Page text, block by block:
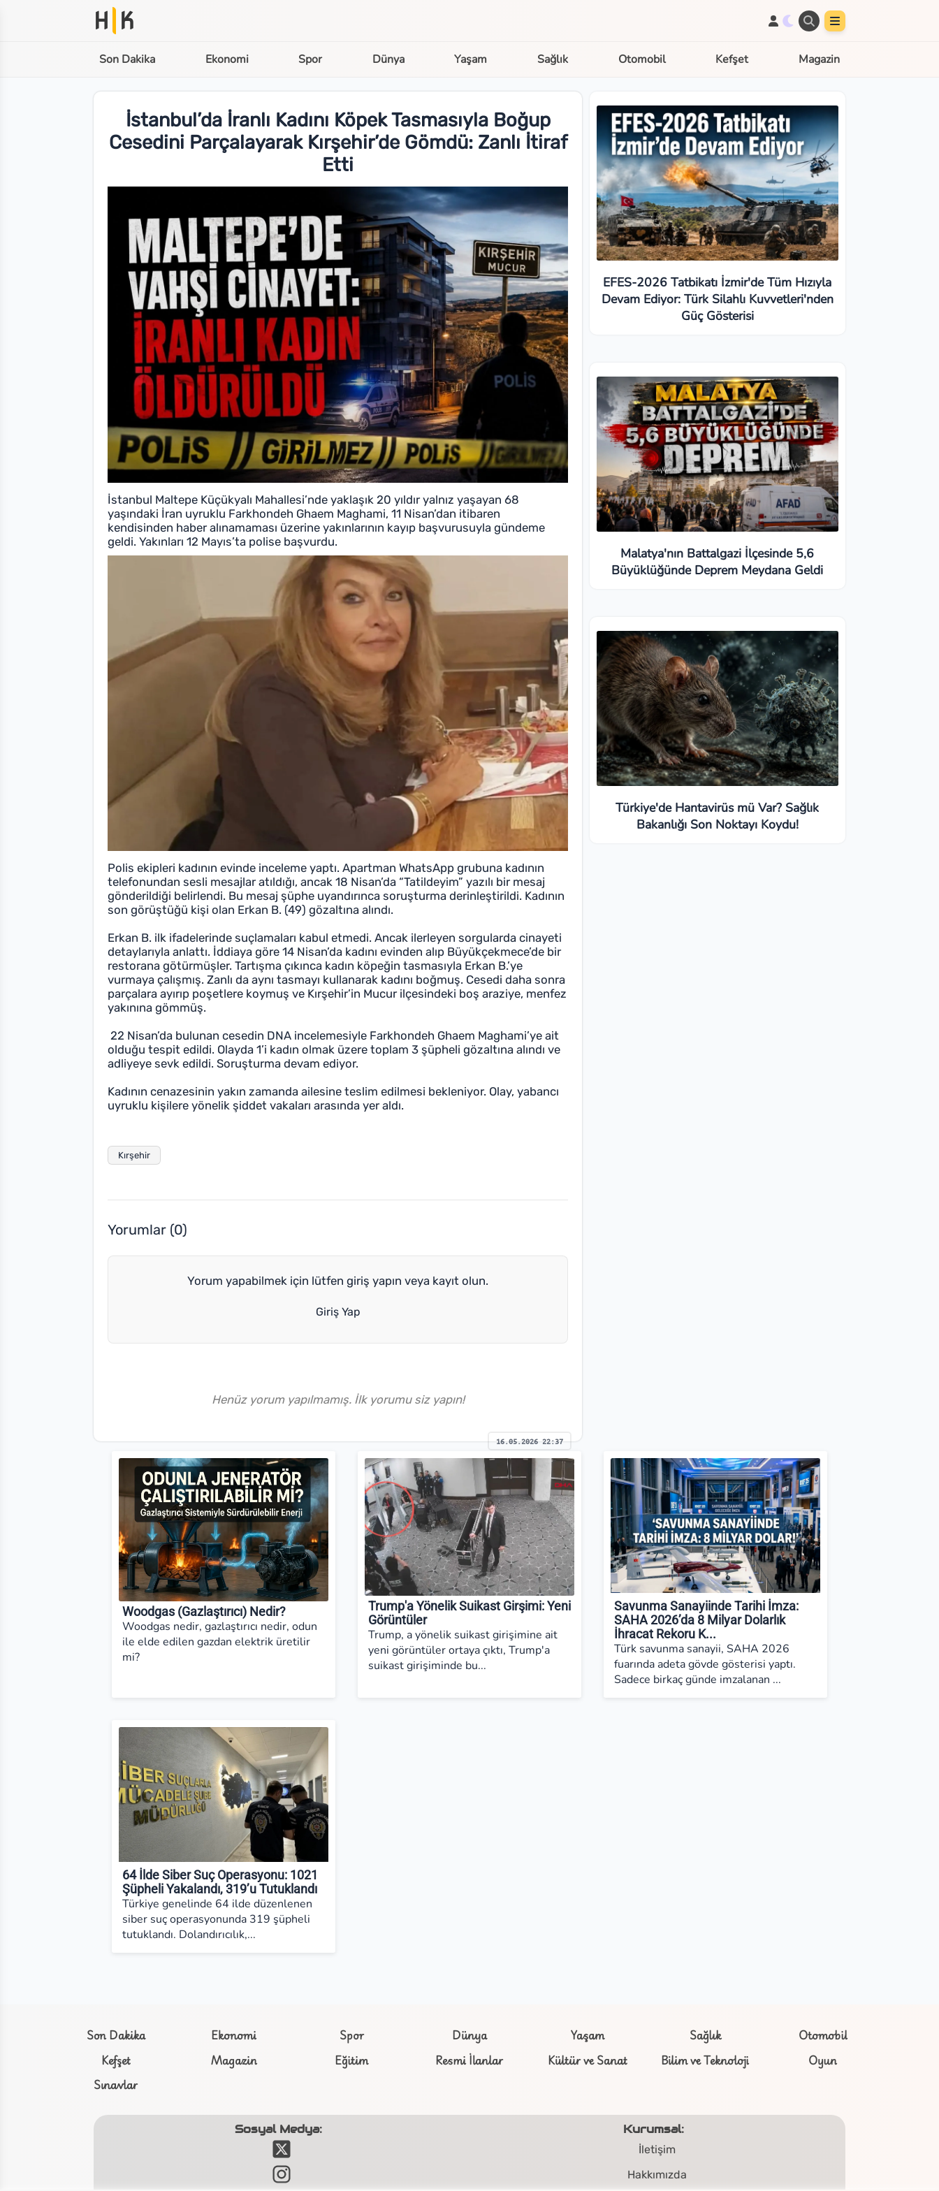
H K
Son Dakika Ekonomi Spor Dünya Yaşam Sağlık Otomobil Kefşet Magazin
İstanbul’da İranlı Kadını Köpek Tasmasıyla Boğup
Cesedini Parçalayarak Kırşehir’de Gömdü: Zanlı İtiraf
Etti
16.05.2026 22:37
İstanbul Maltepe Küçükyalı Mahallesi’nde yaklaşık 20 yıldır yalnız yaşayan 68
yaşındaki İran uyruklu Farkhondeh Ghaem Maghami, 11 Nisan’dan itibaren
kendisinden haber alınamaması üzerine yakınlarının kayıp başvurusuyla gündeme
geldi. Yakınları 12 Mayıs’ta polise başvurdu.
Polis ekipleri kadının evinde inceleme yaptı. Apartman WhatsApp grubuna kadının
telefonundan sesli mesajlar atıldığı, ancak 18 Nisan’da “Tatildeyim” yazılı bir mesaj
gönderildiği belirlendi. Bu mesaj şüphe uyandırınca soruşturma derinleştirildi. Kadının
son görüştüğü kişi olan Erkan B. (49) gözaltına alındı.
Erkan B. ilk ifadelerinde suçlamaları kabul etmedi. Ancak ilerleyen sorgularda cinayeti
detaylarıyla anlattı. İddiaya göre 14 Nisan’da kadını evinden alıp Büyükçekmece’de bir
restorana götürmüşler. Tartışma çıkınca kadın köpeğin tasmasıyla Erkan B.’ye
vurmaya çalışmış. Zanlı da aynı tasmayı kullanarak kadını boğmuş. Cesedi daha sonra
parçalara ayırıp poşetlere koymuş ve Kırşehir’in Mucur ilçesindeki boş araziye, menfez
yakınına gömmüş.
22 Nisan’da bulunan cesedin DNA incelemesiyle Farkhondeh Ghaem Maghami’ye ait
olduğu tespit edildi. Olayda 1’i kadın olmak üzere toplam 3 şüpheli gözaltına alındı ve
adliyeye sevk edildi. Soruşturma devam ediyor.
Kadının cenazesinin yakın zamanda ailesine teslim edilmesi bekleniyor. Olay, yabancı
uyruklu kişilere yönelik şiddet vakaları arasında yer aldı.
Kırşehir
Yorumlar (0)
Yorum yapabilmek için lütfen giriş yapın veya kayıt olun.
Giriş Yap
Henüz yorum yapılmamış. İlk yorumu siz yapın!
EFES-2026 Tatbikatı İzmir'de Tüm Hızıyla
Devam Ediyor: Türk Silahlı Kuvvetleri'nden
Güç Gösterisi
Malatya'nın Battalgazi İlçesinde 5,6
Büyüklüğünde Deprem Meydana Geldi
Türkiye'de Hantavirüs mü Var? Sağlık
Bakanlığı Son Noktayı Koydu!
Woodgas (Gazlaştırıcı) Nedir?
Woodgas nedir, gazlaştırıcı nedir, odun
ile elde edilen gazdan elektrik üretilir
mi?
Trump'a Yönelik Suikast Girşimi: Yeni
Görüntüler
Trump, a yönelik suikast girişimine ait
yeni görüntüler ortaya çıktı, Trump'a
suikast girişiminde bu...
Savunma Sanayiinde Tarihi İmza:
SAHA 2026’da 8 Milyar Dolarlık
İhracat Rekoru K...
Türk savunma sanayii, SAHA 2026
fuarında adeta gövde gösterisi yaptı.
Sadece birkaç günde imzalanan ...
64 İlde Siber Suç Operasyonu: 1021
Şüpheli Yakalandı, 319’u Tutuklandı
Türkiye genelinde 64 ilde düzenlenen
siber suç operasyonunda 319 şüpheli
tutuklandı. Dolandırıcılık,...
Son Dakika Ekonomi Spor Dünya Yaşam Sağlık
Otomobil
Kefşet
Magazin Eğitim Resmi İlanlar Kültür ve Sanat Bilim ve Teknoloji
Oyun
Sınavlar
Sosyal Medya: Kurumsal:
İletişim
Hakkımızda